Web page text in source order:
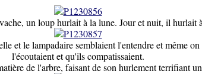
un loup hurlait à la lune. Jour et nuit, il hurlait
et le lampadaire semblaient l'entendre et même
l'écoutaient et qu'ils compatissaient.
de l'arbre, faisant de son hurlement terrifiant